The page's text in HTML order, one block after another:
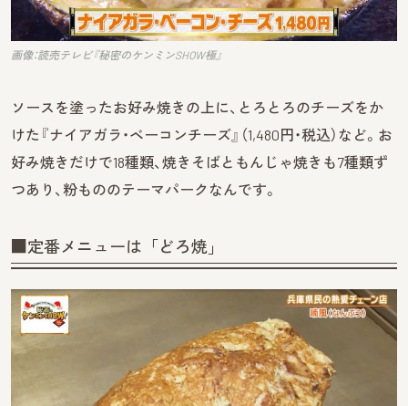
画像：読売テレビ『秘密のケンミンSHOW極』
ソースを塗ったお好み焼きの上に、とろとろのチーズをか
けた『ナイアガラ・ベーコンチーズ』（1,480円・税込）など。お
好み焼きだけで18種類、焼きそばともんじゃ焼きも7種類ず
つあり、粉もののテーマパークなんです。
■定番メニューは「どろ焼」